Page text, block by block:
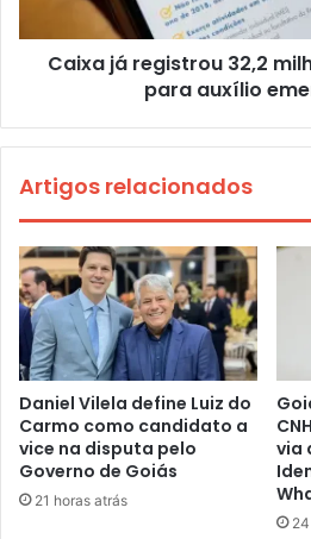
Caixa já registrou 32,2
para auxílio
Artigos relacionados
Daniel Vilela define Luiz do
Carmo como candidato a
vice na disputa pelo
Governo de Goiás
21 horas atrás
via